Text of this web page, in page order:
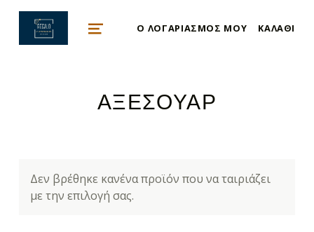
mykonos e-shop
BY REGALO
MENU
Ο ΛΟΓΑΡΙΑΣΜΌΣ ΜΟΥ ΚΑΛΆΘΙ
ΑΞΕΣΟΥΑΡ
Δεν βρέθηκε κανένα προϊόν που να ταιριάζει
με την επιλογή σας.